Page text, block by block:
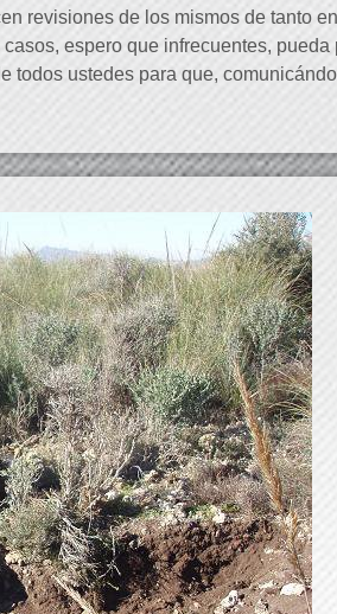
revisiones de los mismos de tanto
espero que infrecuentes,
todos ustedes para que,